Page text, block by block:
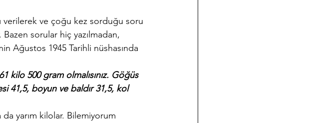
verilerek ve çoğu kez sorduğu soru
Bazen sorular hiç yazılmadan,
Ağustos 1945 Tarihli nüshasında
kilo 500 gram olmalısınız. Göğüs
41,5, boyun ve baldır 31,5, kol
yarım kilolar. Bilemiyorum